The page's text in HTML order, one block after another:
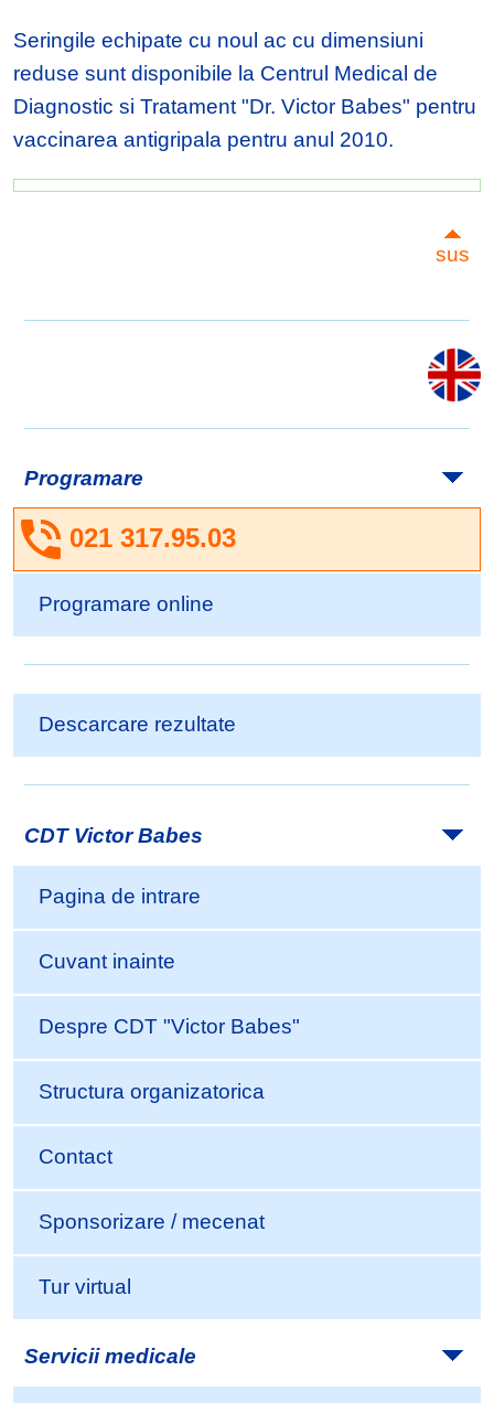
Seringile echipate cu noul ac cu dimensiuni
reduse sunt disponibile la Centrul Medical de
Diagnostic si Tratament "Dr. Victor Babes" pentru
vaccinarea antigripala pentru anul 2010.
sus
Programare
021 317.95.03
Programare online
Descarcare rezultate
CDT Victor Babes
Pagina de intrare
Cuvant inainte
Despre CDT "Victor Babes"
Structura organizatorica
Contact
Sponsorizare / mecenat
Tur virtual
Servicii medicale